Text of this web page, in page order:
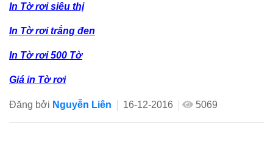
In Tờ rơi siêu thị
In Tờ rơi trắng đen
In Tờ rơi 500 Tờ
Giá in Tờ rơi
Đăng bởi Nguyễn Liên 16-12-2016 5069